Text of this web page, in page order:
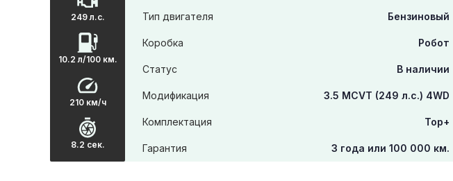
249 л.с.
10.2 л/100 км.
210 км/ч
8.2 сек.
Тип двигателя Бензиновый
Коробка Робот
Статус В наличии
Модификация 3.5 MCVT (249 л.с.) 4WD
Комплектация Top+
Гарантия 3 года или 100 000 км.